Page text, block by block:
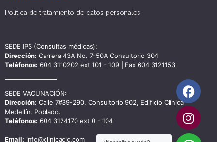
Política de tratamiento de datos personales
SEDE IPS (Consultas médicas):
Dirección: Carrera 43A No. 7-50A Consultorio 304
Teléfonos: 604 3110202 ext 101 - 109 | Fax 604 3121153
SEDE VACUNACIÓN:
Dirección: Calle 7#39-290, Consultorio 902, Edificio Clínica
Medellín, Poblado.
Teléfonos: 604 3124170 ext 0 - 104
Email: info@clinicacic.com